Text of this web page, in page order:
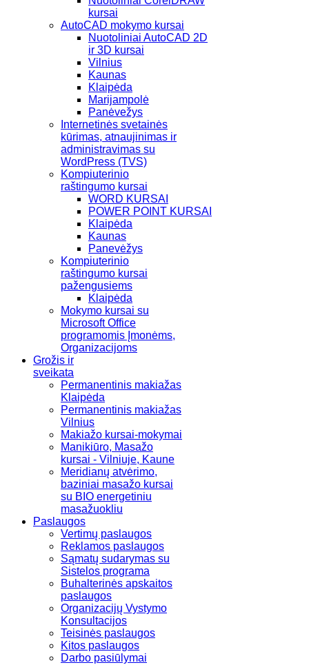
kursai
AutoCAD mokymo kursai
Nuotoliniai AutoCAD 2D
ir 3D kursai
Vilnius
Kaunas
Klaipėda
Marijampolė
Panėvežys
Internetinės svetainės
kūrimas, atnaujinimas ir
administravimas su
WordPress (TVS)
Kompiuterinio
raštingumo kursai
WORD KURSAI
POWER POINT KURSAI
Klaipėda
Kaunas
Panevėžys
Kompiuterinio
raštingumo kursai
pažengusiems
Klaipėda
Mokymo kursai su
Microsoft Office
programomis Įmonėms,
Organizacijoms
Grožis ir
sveikata
Permanentinis makiažas
Klaipėda
Permanentinis makiažas
Vilnius
Makiažo kursai-mokymai
Manikiūro, Masažo
kursai - Vilniuje, Kaune
Meridianų atvėrimo,
baziniai masažo kursai
su BIO energetiniu
masažuokliu
Paslaugos
Vertimų paslaugos
Reklamos paslaugos
Sąmatų sudarymas su
Sistelos programa
Buhalterinės apskaitos
paslaugos
Organizacijų Vystymo
Konsultacijos
Teisinės paslaugos
Kitos paslaugos
Darbo pasiūlymai